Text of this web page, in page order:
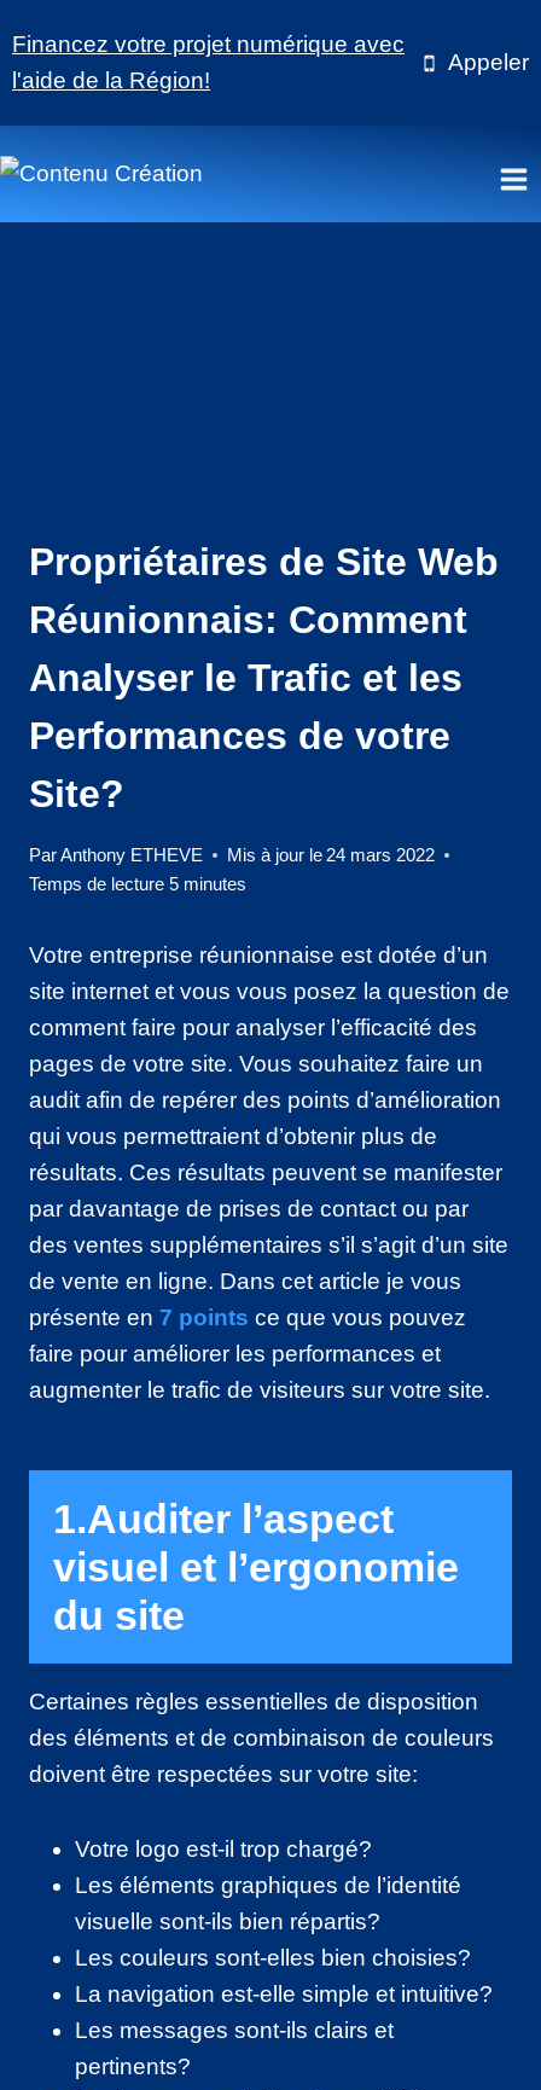
au
contenu
Financez votre projet numérique avec
l'aide de la Région!
Appeler
Propriétaires de Site Web
Réunionnais: Comment
Analyser le Trafic et les
Performances de votre
Site?
ParAnthony ETHEVE Mis à jour le 24 mars 2022
Temps de lecture 5 minutes
Votre entreprise réunionnaise est dotée d’un
site internet et vous vous posez la question de
comment faire pour analyser l’efficacité des
pages de votre site. Vous souhaitez faire un
audit afin de repérer des points d’amélioration
qui vous permettraient d’obtenir plus de
résultats. Ces résultats peuvent se manifester
par davantage de prises de contact ou par
des ventes supplémentaires s’il s’agit d’un site
de vente en ligne. Dans cet article je vous
présente en 7 points ce que vous pouvez
faire pour améliorer les performances et
augmenter le trafic de visiteurs sur votre site.
1.Auditer l’aspect
visuel et l’ergonomie
du site
Certaines règles essentielles de disposition
des éléments et de combinaison de couleurs
doivent être respectées sur votre site:
Votre logo est-il trop chargé?
Les éléments graphiques de l’identité
visuelle sont-ils bien répartis?
Les couleurs sont-elles bien choisies?
La navigation est-elle simple et intuitive?
Les messages sont-ils clairs et
pertinents?